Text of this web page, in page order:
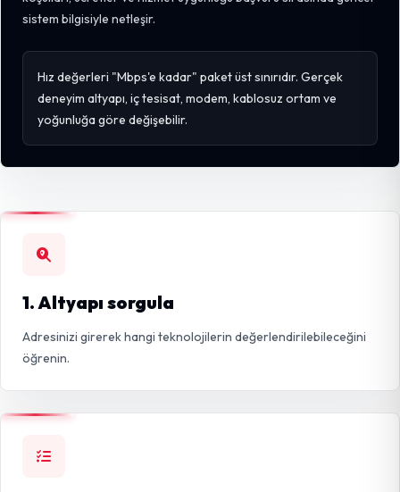
sistem bilgisiyle netleşir.
Hız değerleri "Mbps'e kadar" paket üst sınırıdır. Gerçek
deneyim altyapı, iç tesisat, modem, kablosuz ortam ve
yoğunluğa göre değişebilir.
1. Altyapı sorgula
Adresinizi girerek hangi teknolojilerin değerlendirilebileceğini
öğrenin.